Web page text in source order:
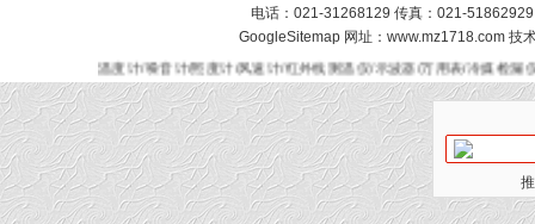
电话：021-31268129 传真：021-
GoogleSitemap网址：www.mz1718.com 技
温度计/噪音计/照度计/风速计/红外线测温仪/示波器/万用表/冷媒检